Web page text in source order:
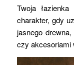
Twoja
charakter, gdy
jasnego
czy akcesoriami